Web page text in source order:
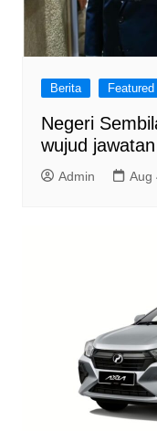
Berita Featured
Negeri
wujud
Admin Aug